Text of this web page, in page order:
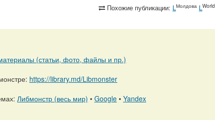
Похожие публикации: LМолдова LWorld
(статьи, фото, файлы и пр.)
https://library.md/Libmonster
Либмонстр (весь мир) • Google • Yandex